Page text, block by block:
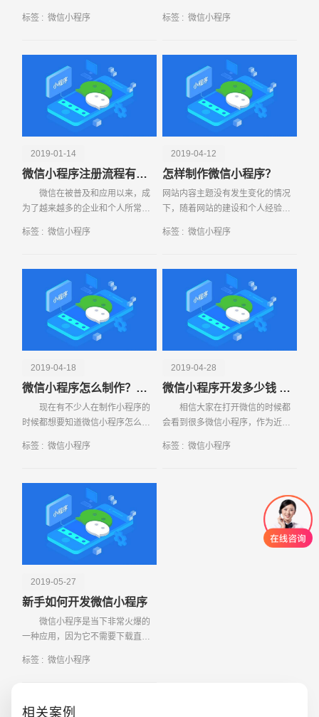
遇到瓶颈，因此越来越多的企业就
企业发展中，很多企业
标签 : 微信小程序
微信关联小程序更加方便了人们的
标签 : 微信小程序
2019-01-14
微信小程序注册流程有哪些
微信在被普及和应用以来，成
为了越来越多的企业和个人所常用
和简洁的聊天界面受到了诸多的欢
标签 : 微信小程序
2019-04-12
怎样制作微信小程序？
网站内容主题没有发生变化的情况
下，随着网站的建设和个人经验的
问题，网站结构改版因为种种原因
么小编在这里郑重提示
标签 : 微信小程序
2019-04-18
微信小程序怎么制作？小程序的特点是什么？
现在有不少人在制作小程序的
时候都想要知道微信小程序怎么制
小程序是可以自己制作的，也可以
标签 : 微信小程序
2019-04-28
微信小程序开发多少钱 影响因素有哪些
相信大家在打开微信的时候都
会看到很多微信小程序，作为近年
小程序已经成为了众多商家和消费
标签 : 微信小程序
2019-05-27
新手如何开发微信小程序
微信小程序是当下非常火爆的
一种应用，因为它不需要下载直接
的喜爱，毕竟她可谓是实现了真正
标签 : 微信小程序
相关案例
电话 微信号